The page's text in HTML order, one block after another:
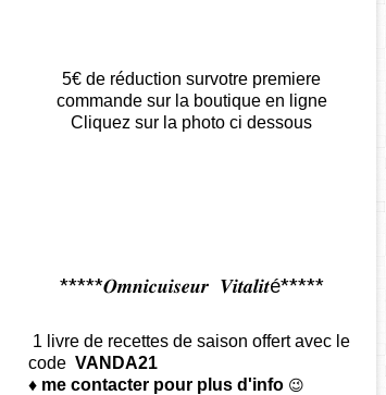
5€ de réduction survotre premiere
commande sur la boutique en ligne
Cliquez sur la photo ci dessous
*****𝑶𝒎𝒏𝒊𝒄𝒖𝒊𝒔𝒆𝒖𝒓 𝑽𝒊𝒕𝒂𝒍𝒊𝒕é*****
1 livre de recettes de saison offertavec le
code VANDA21
♦ me contacter pour plus d'info 😉